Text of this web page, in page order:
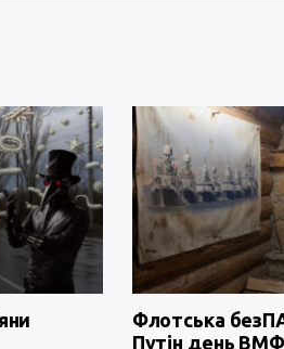
Флотська
Путін день ВМФ